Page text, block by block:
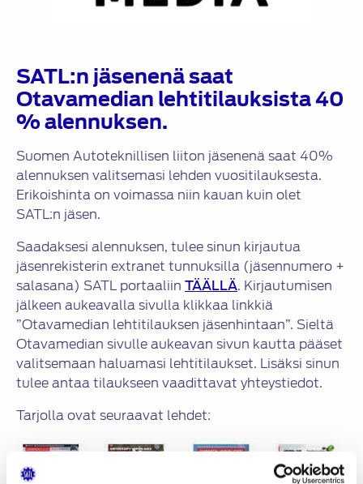
SATL:n jäsenenä saat
Otavamedian lehtitilauksista 40
% alennuksen.
Suomen Autoteknillisen liiton jäsenenä saat 40%
alennuksen valitsemasi lehden vuositilauksesta.
Erikoishinta on voimassa niin kauan kuin olet
SATL:n jäsen.
Saadaksesi alennuksen, tulee sinun kirjautua
jäsenrekisterin extranet tunnuksilla (jäsennumero +
salasana) SATL portaaliin TÄÄLLÄ. Kirjautumisen
jälkeen aukeavalla sivulla klikkaa linkkiä
”Otavamedian lehtitilauksen jäsenhintaan”. Sieltä
Otavamedian sivulle aukeavan sivun kautta pääset
valitsemaan haluamasi lehtitilaukset. Lisäksi sinun
tulee antaa tilaukseen vaadittavat yhteystiedot.
Tarjolla ovat seuraavat lehdet: